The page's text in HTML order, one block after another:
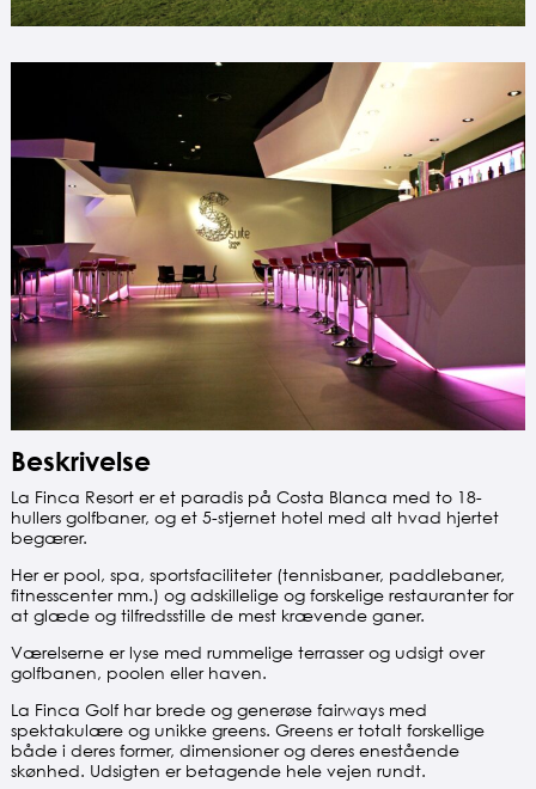
Beskrivelse
La Finca Resort er et paradis på Costa Blanca med to 18-
hullers golfbaner, og et 5-stjernet hotel med alt hvad hjertet
begærer.
Her er pool, spa, sportsfaciliteter (tennisbaner, paddlebaner,
fitnesscenter mm.) og adskillelige og forskelige restauranter for
at glæde og tilfredsstille de mest krævende ganer.
Værelserne er lyse med rummelige terrasser og udsigt over
golfbanen, poolen eller haven.
La Finca Golf har brede og generøse fairways med
spektakulære og unikke greens. Greens er totalt forskellige
både i deres former, dimensioner og deres enestående
skønhed. Udsigten er betagende hele vejen rundt.